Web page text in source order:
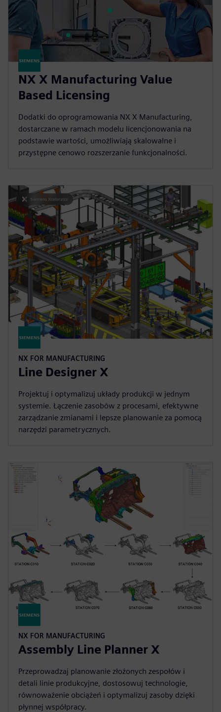
NX X Manufacturing Value
Based Licensing
Dodatki do oprogramowania NX X Manufacturing,
dostarczane w ramach modelu licencjonowania na
podstawie wartości, umożliwiają skalowalne i
przystępne cenowo rozszerzanie funkcjonalności.
NX FOR MANUFACTURING
Line Designer X
Projektuj i optymalizuj układy produkcji w jednym
systemie. Łączenie zasobów z procesami, efektywne
zarządzanie zmianami i lepsze planowanie za pomocą
narzędzi parametrycznych.
NX FOR MANUFACTURING
Assembly Line Planner X
Przeprowadzaj planowanie złożonych zespołów i
detali linie produkcyjne, dostosowuj technologie,
równoważenie obciążeń i optymalizuj zasoby dzięki
płynnej współpracy.